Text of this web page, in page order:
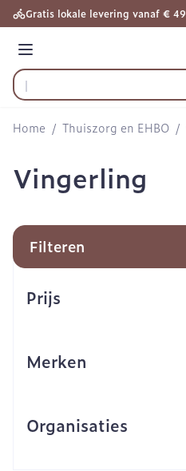
Ga naar de inhoud
Gratis lokale levering vanaf € 49
Menu
Product, merk, categorie...
Home / Thuiszorg en EHBO /
Vingerling
Filteren
Prijs
Merken
Organisaties